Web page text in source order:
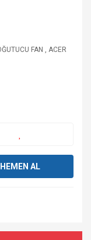
FAN ,ACER
HEMEN AL